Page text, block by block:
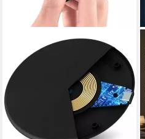
15W Universal Kabelloses
Lade-Tischpad für Android
und iOS Schwarz Netzkabel
lieferbar - in 5-6 Werktagen bei dir